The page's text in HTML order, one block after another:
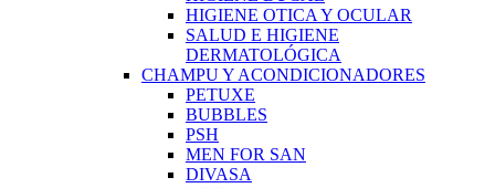
HIGIENE OTICA Y OCULAR
SALUD E HIGIENE
DERMATOLÓGICA
CHAMPU Y ACONDICIONADORES
PETUXE
BUBBLES
PSH
MEN FOR SAN
DIVASA